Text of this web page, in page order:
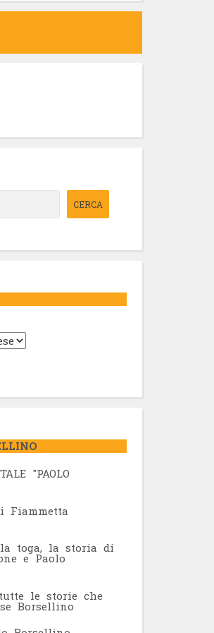
CERCA
"PAOLO
Fiammetta
toga, la storia di
e Paolo
le storie che
Borsellino